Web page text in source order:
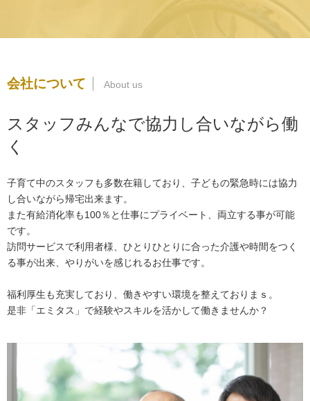
会社について
スタッフみんなで協力し合いながら働
く
子育て中のスタッフも多数在籍しており、子どもの緊急時には協力
し合いながら帰宅出来ます。
また有給消化率も100％と仕事にプライベート、両立する事が可能
です。
訪問サービスで利用者様、ひとりひとりに合った介護や時間をつく
る事が出来、やりがいを感じれるお仕事です。
福利厚生も充実しており、働きやすい環境を整えておりまｓ。
是非「エミタス」で経験やスキルを活かして働きませんか？